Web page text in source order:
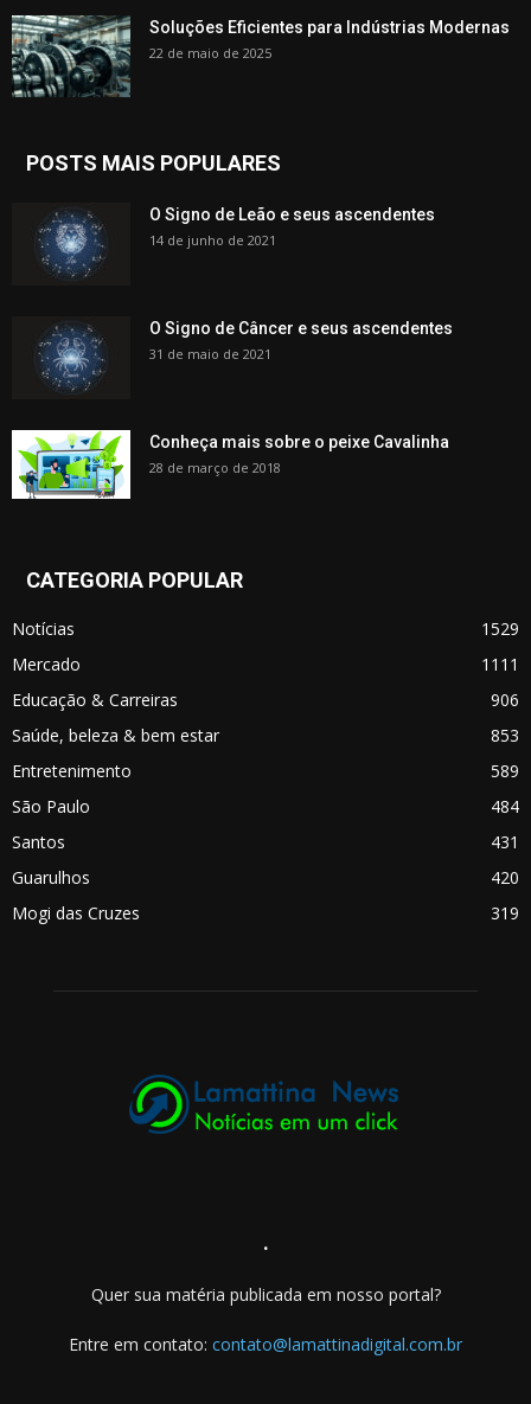
Soluções Eficientes para Indústrias Modernas
22 de maio de 2025
POSTS MAIS POPULARES
O Signo de Leão e seus ascendentes
14 de junho de 2021
O Signo de Câncer e seus ascendentes
31 de maio de 2021
Conheça mais sobre o peixe Cavalinha
28 de março de 2018
CATEGORIA POPULAR
Notícias
1529
Mercado
1111
Educação & Carreiras
906
Saúde, beleza & bem estar
853
Entretenimento
589
São Paulo
484
Santos
431
Guarulhos
420
Mogi das Cruzes
319
.
Quer sua matéria publicada em nosso portal?
Entre em contato: contato@lamattinadigital.com.br